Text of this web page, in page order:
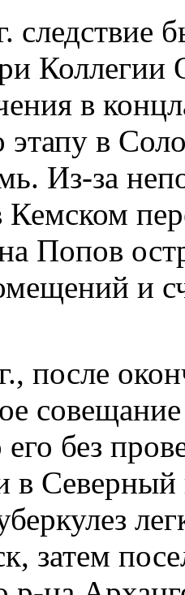
следствие
в
этапу в
Из-за
Попов
и
после
без
в
затем